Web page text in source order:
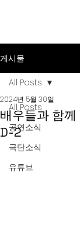
게시물
All Posts
공연소식
극단소식
유튜브
All Posts
배우들과 함
D-2
2024년 5월 30일